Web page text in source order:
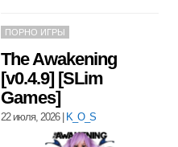
ПОРНО ИГРЫ
The Awakening
[v0.4.9] [SLim
Games]
22 июля, 2026| K_O_S